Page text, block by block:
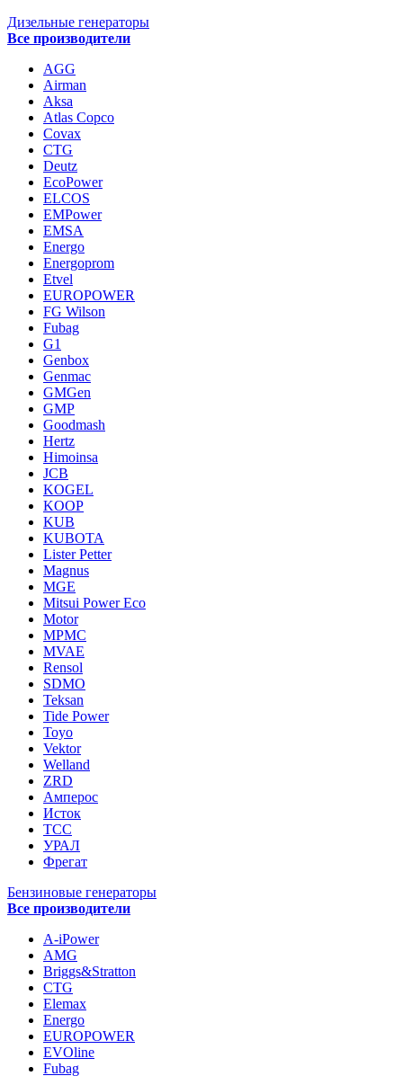
Дизельные генераторы
Все производители
AGG
Airman
Aksa
Atlas Copco
Covax
CTG
Deutz
EcoPower
ELCOS
EMPower
EMSA
Energo
Energoprom
Etvel
EUROPOWER
FG Wilson
Fubag
G1
Genbox
Genmac
GMGen
GMP
Goodmash
Hertz
Himoinsa
JCB
KOGEL
KOOP
KUB
KUBOTA
Lister Petter
Magnus
MGE
Mitsui Power Eco
Motor
MPMC
MVAE
Rensol
SDMO
Teksan
Tide Power
Toyo
Vektor
Welland
ZRD
Амперос
Исток
ТСС
УРАЛ
Фрегат
Бензиновые генераторы
Все производители
A-iPower
AMG
Briggs&Stratton
CTG
Elemax
Energo
EUROPOWER
EVOline
Fubag